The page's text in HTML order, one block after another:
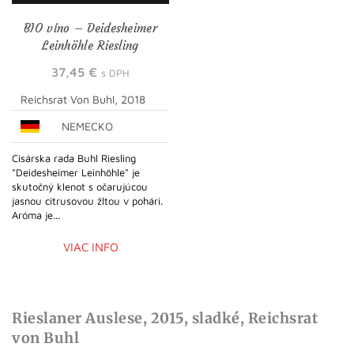
BIO víno – Deidesheimer
Leinhöhle Riesling
37,45 € s DPH
Reichsrat Von Buhl, 2018
NEMECKO
Cisárska rada Buhl Riesling
"Deidesheimer Leinhöhle" je
skutočný klenot s očarujúcou
jasnou citrusovou žltou v pohári.
Aróma je...
VIAC INFO
Rieslaner Auslese, 2015, sladké, Reichsrat
von Buhl